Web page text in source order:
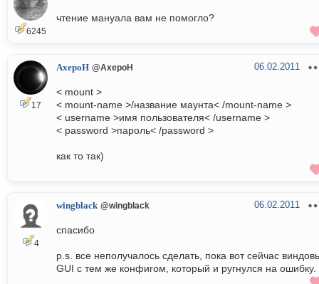
6245
чтение мануала вам не помогло?
17
AxepoH @AxepoH 06.02.2011
< mount >
< mount-name >/название маунта< /mount-name >
< username >имя пользователя< /username >
< password >пароль< /password >
как то так)
4
wingblack @wingblack 06.02.2011
спасибо
p.s. все неполучалось сделать, пока вот сейчас
GUI с тем же конфигом, который и ругнулся на ошибку.